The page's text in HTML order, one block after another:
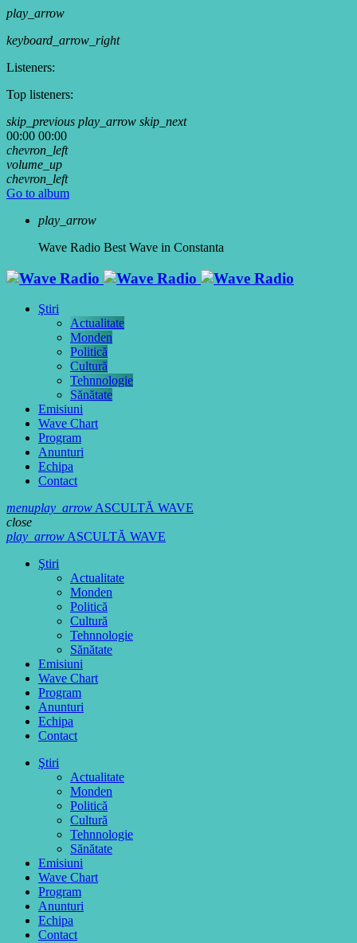
play_arrow
keyboard_arrow_right
Listeners:
Top listeners:
skip_previous play_arrow skip_next
00:00 00:00
chevron_left
volume_up
chevron_left
Go to album
play_arrow
Wave Radio Best Wave in Constanta
Ştiri
Actualitate
Monden
Politică
Cultură
Tehnnologie
Sănătate
Emisiuni
Wave Chart
Program
Anunturi
Echipa
Contact
menuplay_arrowASCULTĂ WAVE
close
play_arrowASCULTĂ WAVE
Ştiri
Actualitate
Monden
Politică
Cultură
Tehnnologie
Sănătate
Emisiuni
Wave Chart
Program
Anunturi
Echipa
Contact
Ştiri
Actualitate
Monden
Politică
Cultură
Tehnnologie
Sănătate
Emisiuni
Wave Chart
Program
Anunturi
Echipa
Contact